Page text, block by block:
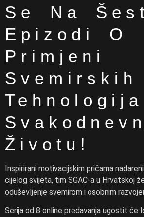
Se Na
Epizodi O
Primjeni
Svemirskih
Životu!
Inspirirani motivacijskim pričama
cijelog svijeta, tim SGAC-a u Hrvatskoj
oduševljenje svemirom i osobnim
Serija od 8 online predavanja ugostit će